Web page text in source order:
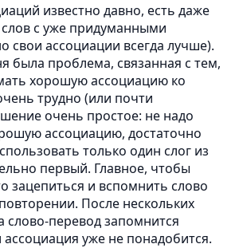
известно давно, есть даже
с уже придуманными
свои ассоциации всегда лучше).
была проблема, связанная с тем,
хорошую ассоциацию ко
трудно (или почти
очень простое: не надо
ассоциацию, достаточно
только один слог из
первый. Главное, чтобы
зацепиться и вспомнить слово
После нескольких
слово-перевод запомнится
уже не понадобится.